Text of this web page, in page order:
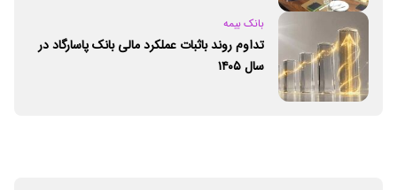
بانک بیمه
تداوم روند باثبات عملکرد مالی بانک پاسارگاد در
سال ۱۴۰۵